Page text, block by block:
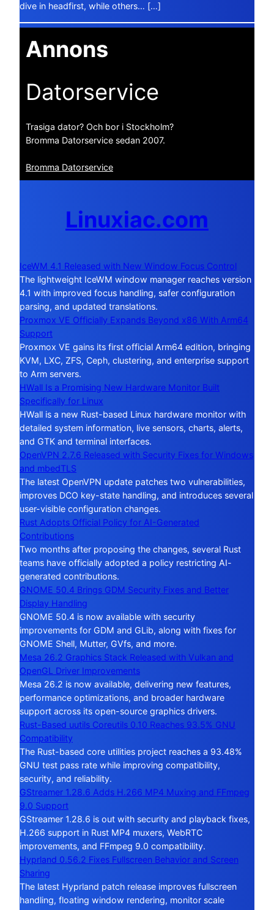
dive in headfirst, while others… […]
Annons
Datorservice
Trasiga dator? Och bor i Stockholm?
Bromma Datorservice sedan 2007.
Bromma Datorservice
Linuxiac.com
IceWM 4.1 Released with New Window Focus Control
The lightweight IceWM window manager reaches version
4.1 with improved focus handling, safer configuration
parsing, and updated translations.
Proxmox VE Officially Expands Beyond x86 With Arm64
Support
Proxmox VE gains its first official Arm64 edition, bringing
KVM, LXC, ZFS, Ceph, clustering, and enterprise support
to Arm servers.
HWall Is a Promising New Hardware Monitor Built
Specifically for Linux
HWall is a new Rust-based Linux hardware monitor with
detailed system information, live sensors, charts, alerts,
and GTK and terminal interfaces.
OpenVPN 2.7.6 Released with Security Fixes for Windows
and mbedTLS
The latest OpenVPN update patches two vulnerabilities,
improves DCO key-state handling, and introduces several
user-visible configuration changes.
Rust Adopts Official Policy for AI-Generated
Contributions
Two months after proposing the changes, several Rust
teams have officially adopted a policy restricting AI-
generated contributions.
GNOME 50.4 Brings GDM Security Fixes and Better
Display Handling
GNOME 50.4 is now available with security
improvements for GDM and GLib, along with fixes for
GNOME Shell, Mutter, GVfs, and more.
Mesa 26.2 Graphics Stack Released with Vulkan and
OpenGL Driver Improvements
Mesa 26.2 is now available, delivering new features,
performance optimizations, and broader hardware
support across its open-source graphics drivers.
Rust-Based uutils Coreutils 0.10 Reaches 93.5% GNU
Compatibility
The Rust-based core utilities project reaches a 93.48%
GNU test pass rate while improving compatibility,
security, and reliability.
GStreamer 1.28.6 Adds H.266 MP4 Muxing and FFmpeg
9.0 Support
GStreamer 1.28.6 is out with security and playback fixes,
H.266 support in Rust MP4 muxers, WebRTC
improvements, and FFmpeg 9.0 compatibility.
Hyprland 0.56.2 Fixes Fullscreen Behavior and Screen
Sharing
The latest Hyprland patch release improves fullscreen
handling, floating window rendering, monitor scale